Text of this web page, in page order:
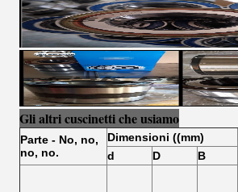
Gli altri cuscinetti che usiamo
Parte - No, no,
no, no.
Dimensioni ((mm)
d D B